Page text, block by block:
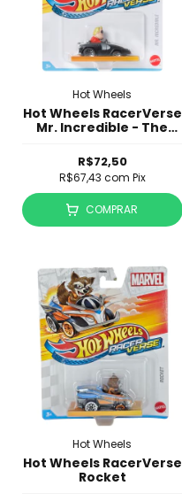
Hot Wheels
Hot Wheels RacerVerse
Mr. Incredible - The
R$72,50
R$67,43 com Pix
COMPRAR
Hot Wheels
Hot Wheels RacerVerse
Rocket